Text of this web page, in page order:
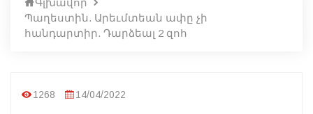
Պաղեստին. Արեւմտեան ափը չի
հանդարտիր. Դարձեալ 2 զոհ
1268 14/04/2022